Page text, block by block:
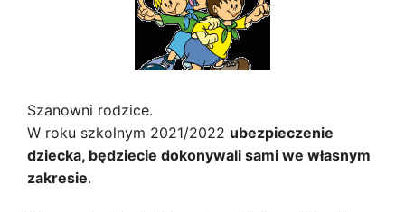
Szanowni rodzice.
W roku szkolnym 2021/2022 ubezpieczenie
dziecka, będziecie dokonywali sami we własnym
zakresie.